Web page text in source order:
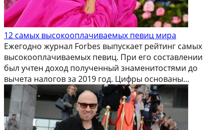
12 самых высокооплачиваемых певиц мира
Ежегодно журнал Forbes выпускает рейтинг самых
высокооплачиваемых певиц. При его составлении
был учтен доход полученный знаменитостями до
вычета налогов за 2019 год. Цифры основаны...